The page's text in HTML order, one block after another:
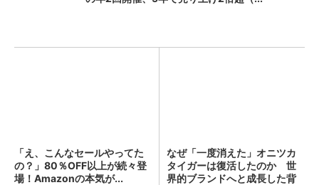
「え、こんなセールやってた
の？」80％OFF以上が続々登
場！Amazonの本気が...
なぜ「一度消えた」オニツカ
タイガーは復活したのか 世
界的ブランドへと成長した背